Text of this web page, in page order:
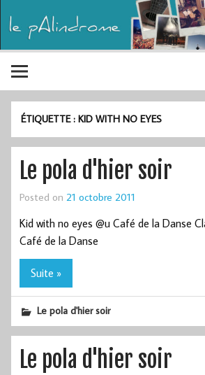
ÉTIQUETTE :KID WITH NO EYES
Le pola d'hier soir
Posted on 21 octobre 2011
Kid with no eyes @u Café de la Danse
Café de la Danse
Suite »
Le pola d'hier soir
Le pola d'hier soir